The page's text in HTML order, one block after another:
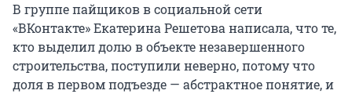
В группе пайщиков в социальной сети
«ВКонтакте» Екатерина Решетова написала, что те,
кто выделил долю в объекте незавершенного
строительства, поступили неверно, потому что
доля в первом подъезде — абстрактное понятие, и